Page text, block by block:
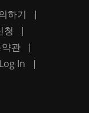
하기
청
관
Log In